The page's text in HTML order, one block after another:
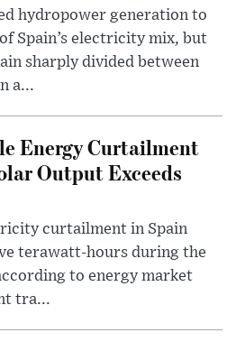
hydropower generation to
Spain’s electricity mix, but
sharply divided between
a...
Energy Curtailment
Output Exceeds
curtailment in Spain
terawatt-hours during the
to energy market
tra...